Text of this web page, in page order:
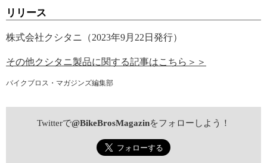
リリース
株式会社クシタニ（2023年9月22日発行）
その他クシタニ製品に関する記事はこちら＞＞
バイクブロス・マガジンズ編集部
Twitterで@BikeBrosMagazinをフォローしよう！